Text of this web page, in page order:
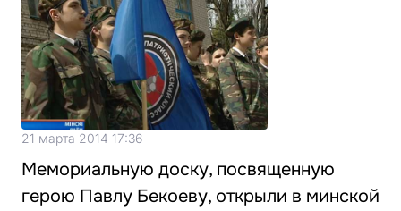
21 марта 2014 17:36
Мемориальную доску, посвященную
герою Павлу Бекоеву, открыли в минской